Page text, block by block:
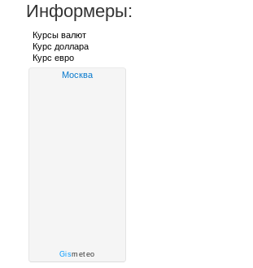
Информеры:
Курсы валют
Курс доллара
Курс евро
Москва
Gismeteo